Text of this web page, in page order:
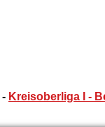
- Kreisoberliga I -